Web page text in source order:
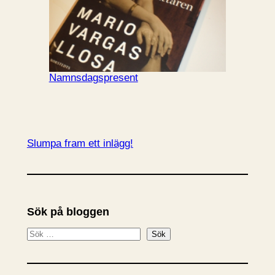
Namnsdagspresent
Slumpa fram ett inlägg!
Sök på bloggen
S
k
Sök